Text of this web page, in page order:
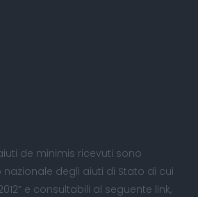
de minimis ricevuti sono
nazionale degli aiuti di Stato di cui
e consultabili al seguente link,